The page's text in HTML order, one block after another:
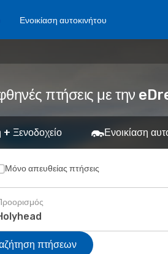
Ενοικίαση αυτοκινήτου
πτήσεις με την
Ξενοδοχείο Ενοικίαση
Μόνο απευθείας πτήσεις
πτήσεων